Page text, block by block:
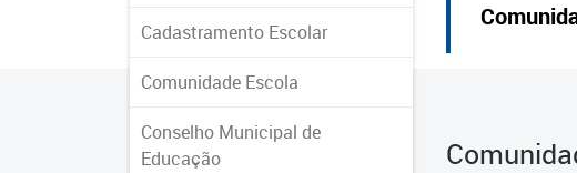
Cadastramento Escolar
Comunidade Escola
Conselho Municipal de
Educação